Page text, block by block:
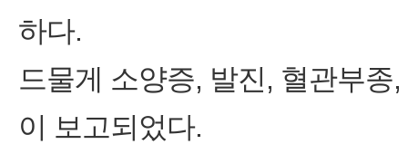
하다.
드물게 소양증, 발진, 혈관부
이 보고되었다.